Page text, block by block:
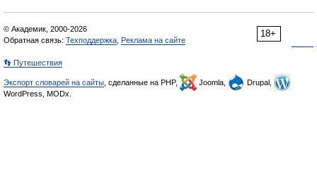
18+
© Академик, 2000-2026
Обратная связь: Техподдержка Реклама на сайте
👣 Путешествия
Экспорт словарей на сайты , сделанные на PHP, Joomla,
Drupal,
WordPress, MODx.